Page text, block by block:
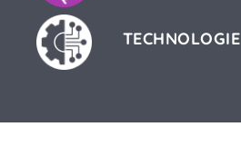
TECHNOLOGIE